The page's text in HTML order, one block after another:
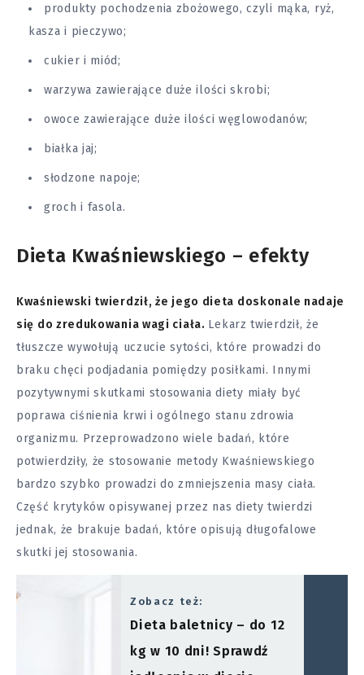
produkty pochodzenia zbożowego, czyli mąka, ryż,
kasza i pieczywo;
cukier i miód;
warzywa zawierające duże ilości skrobi;
owoce zawierające duże ilości węglowodanów;
białka jaj;
słodzone napoje;
groch i fasola.
Dieta Kwaśniewskiego – efekty
Kwaśniewski twierdził, że jego dieta doskonale nadaje
się do zredukowania wagi ciała. Lekarz twierdził, że
tłuszcze wywołują uczucie sytości, które prowadzi do
braku chęci podjadania pomiędzy posiłkami. Innymi
pozytywnymi skutkami stosowania diety miały być
poprawa ciśnienia krwi i ogólnego stanu zdrowia
organizmu. Przeprowadzono wiele badań, które
potwierdziły, że stosowanie metody Kwaśniewskiego
bardzo szybko prowadzi do zmniejszenia masy ciała.
Część krytyków opisywanej przez nas diety twierdzi
jednak, że brakuje badań, które opisują długofalowe
skutki jej stosowania.
Zobacz też:
Dieta baletnicy – do 12
kg w 10 dni! Sprawdź